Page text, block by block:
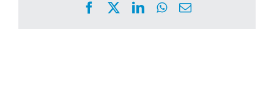
FacebookLinkedInWhatsApp
Correo